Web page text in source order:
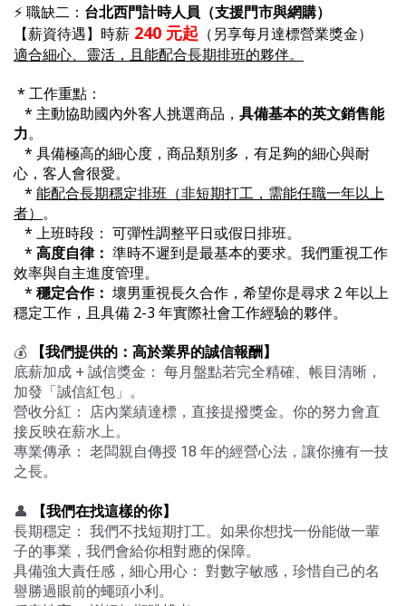
⚡ 職缺二： 台北西門計時人員（支援門市與網購）
【薪資待遇】時薪 240 元起 （另享每月達標營業獎金）
適合細心、靈活，且能配合長期排班的夥伴。
* 工作重點：
* 主動協助國內外客人挑選商品， 具備基本的英文銷售能
力。
* 具備極高的細心度，商品類別多，有足夠的細心與耐
心，客人會很愛。
* 能配合長期穩定排班（非短期打工，需能任職一年以上
者） 。
* 上班時段： 可彈性調整平日或假日排班。
* 高度自律： 準時不遲到是最基本的要求。我們重視工作
效率與自主進度管理。
* 穩定合作： 壞男重視長久合作，希望你是尋求 2 年以上
穩定工作，且具備 2-3 年實際社會工作經驗的夥伴。
💰 【我們提供的：高於業界的誠信報酬】
底薪加成 + 誠信獎金： 每月盤點若完全精確、帳目清晰，
加發「誠信紅包」。 ​
營收分紅： 店內業績達標，直接提撥獎金。你的努力會直
接反映在薪水上。 ​
專業傳承： 老闆親自傳授 18 年的經營心法，讓你擁有一技
之長。
👤
【我們在找這樣的你】
長期穩定： 我們不找短期打工。如果你想找一份能做一輩
子的事業，我們會給你相對應的保障。
​具備強大責任感，細心用心： 對數字敏感，珍惜自己的名
譽勝過眼前的蠅頭小利。 ​